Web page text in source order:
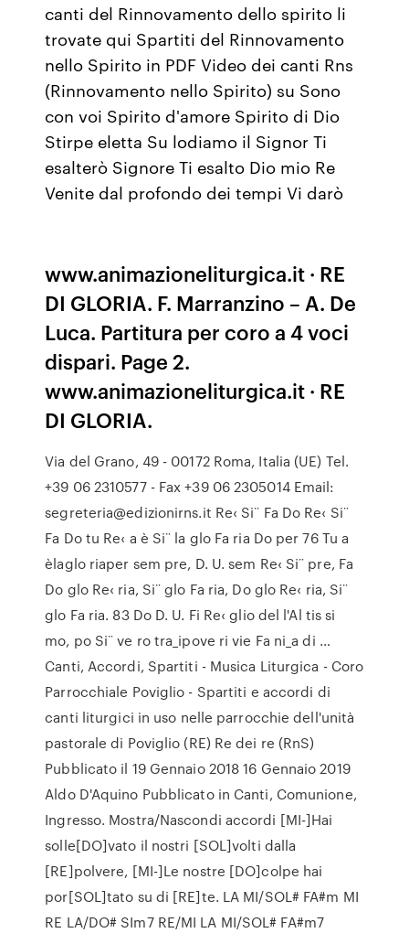
canti del Rinnovamento dello spirito li
trovate qui Spartiti del Rinnovamento
nello Spirito in PDF Video dei canti Rns
(Rinnovamento nello Spirito) su Sono
con voi Spirito d'amore Spirito di Dio
Stirpe eletta Su lodiamo il Signor Ti
esalterò Signore Ti esalto Dio mio Re
Venite dal profondo dei tempi Vi darò
www.animazioneliturgica.it · RE
DI GLORIA. F. Marranzino – A. De
Luca. Partitura per coro a 4 voci
dispari. Page 2.
www.animazioneliturgica.it · RE
DI GLORIA.
Via del Grano, 49 - 00172 Roma, Italia (UE) Tel.
+39 06 2310577 - Fax +39 06 2305014 Email:
segreteria@edizionirns.it Re‹ Si¨ Fa Do Re‹ Si¨
Fa Do tu Re‹ a è Si¨ la glo Fa ria Do per 76 Tu a
èlaglo riaper sem pre, D. U. sem Re‹ Si¨ pre, Fa
Do glo Re‹ ria, Si¨ glo Fa ria, Do glo Re‹ ria, Si¨
glo Fa ria. 83 Do D. U. Fi Re‹ glio del l'Al tis si
mo, po Si¨ ve ro tra_ipove ri vie Fa ni_a di …
Canti, Accordi, Spartiti - Musica Liturgica - Coro
Parrocchiale Poviglio - Spartiti e accordi di
canti liturgici in uso nelle parrocchie dell'unità
pastorale di Poviglio (RE) Re dei re (RnS)
Pubblicato il 19 Gennaio 2018 16 Gennaio 2019
Aldo D'Aquino Pubblicato in Canti, Comunione,
Ingresso. Mostra/Nascondi accordi [MI-]Hai
solle[DO]vato il nostri [SOL]volti dalla
[RE]polvere, [MI-]Le nostre [DO]colpe hai
por[SOL]tato su di [RE]te. LA MI/SOL# FA#m MI
RE LA/DO# SIm7 RE/MI LA MI/SOL# FA#m7